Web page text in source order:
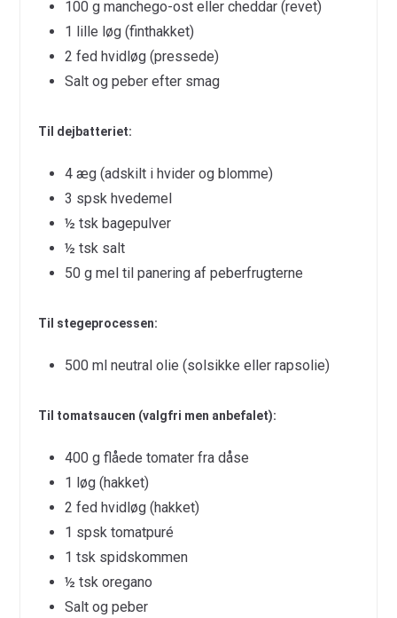
100 g manchego-ost eller cheddar (revet)
1 lille løg (finthakket)
2 fed hvidløg (pressede)
Salt og peber efter smag
Til dejbatteriet:
4 æg (adskilt i hvider og blomme)
3 spsk hvedemel
½ tsk bagepulver
½ tsk salt
50 g mel til panering af peberfrugterne
Til stegeprocessen:
500 ml neutral olie (solsikke eller rapsolie)
Til tomatsaucen (valgfri men anbefalet):
400 g flåede tomater fra dåse
1 løg (hakket)
2 fed hvidløg (hakket)
1 spsk tomatpuré
1 tsk spidskommen
½ tsk oregano
Salt og peber